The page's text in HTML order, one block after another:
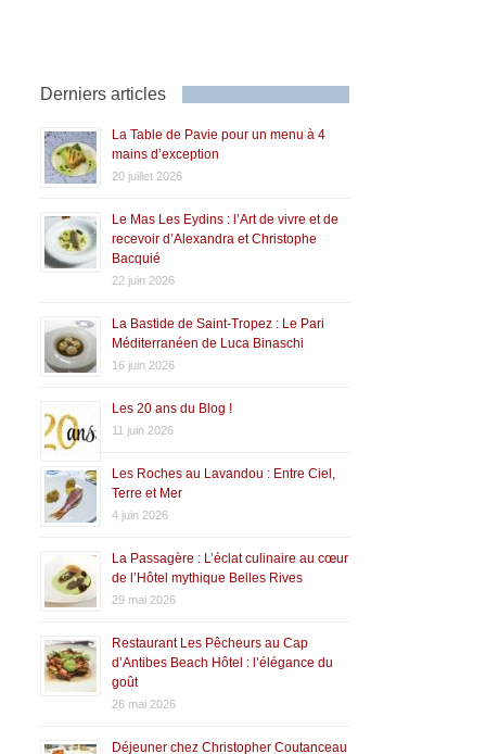
Derniers articles
La Table de Pavie pour un menu à 4
mains d’exception
20 juillet 2026
Le Mas Les Eydins : l’Art de vivre et de
recevoir d’Alexandra et Christophe
Bacquié
22 juin 2026
La Bastide de Saint-Tropez : Le Pari
Méditerranéen de Luca Binaschi
16 juin 2026
Les 20 ans du Blog !
11 juin 2026
Les Roches au Lavandou : Entre Ciel,
Terre et Mer
4 juin 2026
La Passagère : L’éclat culinaire au cœur
de l’Hôtel mythique Belles Rives
29 mai 2026
Restaurant Les Pêcheurs au Cap
d’Antibes Beach Hôtel : l’élégance du
goût
26 mai 2026
Déjeuner chez Christopher Coutanceau